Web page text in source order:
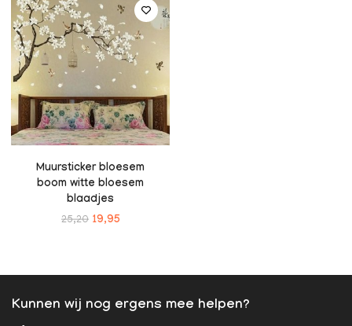
Muursticker bloesem
boom witte bloesem
blaadjes
25,20 19,95
Kunnen wij nog ergens mee helpen?